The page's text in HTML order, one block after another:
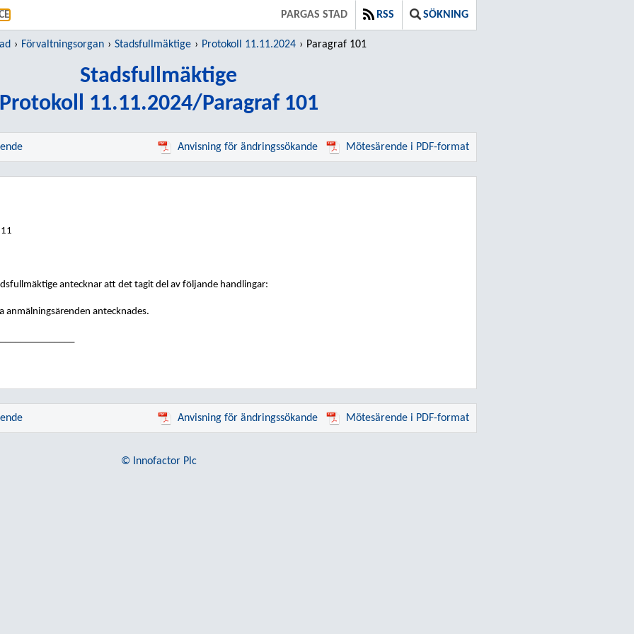
PARGAS STAD RSS SÖKNING
Förvaltningsorgan Stadsfullmäktige Protokoll 11.11.2024 Paragraf 101
Stadsfullmäktige
Protokoll 11.11.2024/Paragraf 101
Anvisning för ändringssökande Mötesärende i PDF-format
antecknar att det tagit del av följande handlingar:
anmälningsärenden antecknades.
Anvisning för ändringssökande Mötesärende i PDF-format
© Innofactor Plc